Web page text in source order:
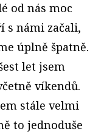
od nás moc
s námi začali,
úplně špatně.
let jsem
víkendů.
stále velmi
to jednoduše